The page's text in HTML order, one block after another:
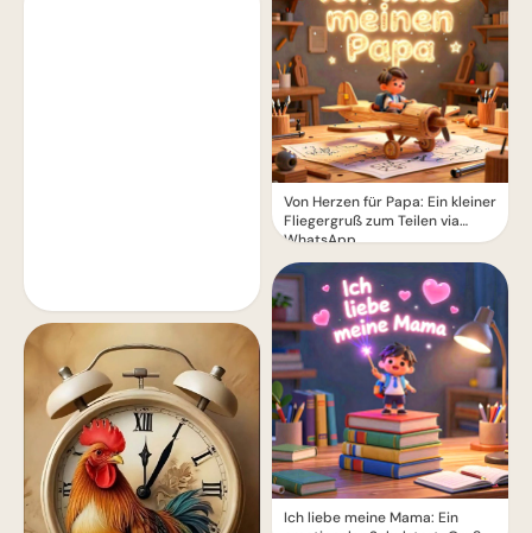
Von Herzen für Papa: Ein kleiner
Fliegergruß zum Teilen via
WhatsApp
Ich liebe meine Mama: Ein